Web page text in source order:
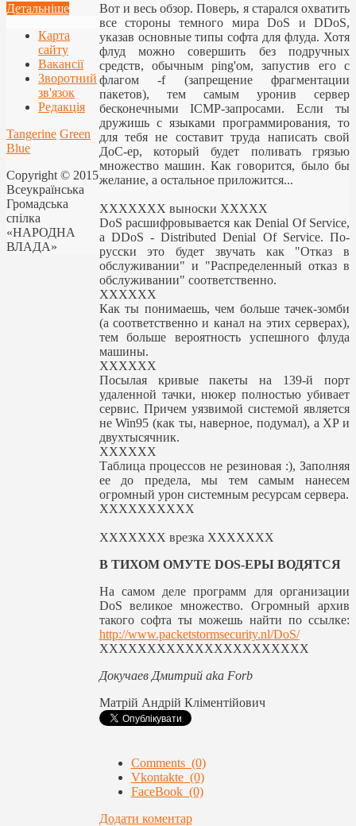
Вот и весь обзор. Поверь, я старался охватить
все стороны темного мира DoS и DDoS,
указав основные типы софта для флуда. Хотя
флуд можно совершить без подручных
средств, обычным ping'ом, запустив его с
флагом -f (запрещение фрагментации
пакетов), тем самым уронив сервер
бесконечными ICMP-запросами. Если ты
дружишь с языками программирования, то
для тебя не составит труда написать свой
ДоС-ер, который будет поливать грязью
множество машин. Как говорится, было бы
желание, а остальное приложится...
XXXXXXX выноски XXXXX
DoS расшифровывается как Denial Of Service,
а DDoS - Distributed Denial Of Service. По-
русски это будет звучать как "Отказ в
обслуживании" и "Распределенный отказ в
обслуживании" соответственно.
XXXXXX
Как ты понимаешь, чем больше тачек-зомби
(а соответственно и канал на этих серверах),
тем больше вероятность успешного флуда
машины.
XXXXXX
Посылая кривые пакеты на 139-й порт
удаленной тачки, нюкер полностью убивает
сервис. Причем уязвимой системой является
не Win95 (как ты, наверное, подумал), а XP и
двухтысячник.
XXXXXX
Таблица процессов не резиновая :), Заполняя
ее до предела, мы тем самым нанесем
огромный урон системным ресурсам сервера.
XXXXXXXXXX
XXXXXXX врезка XXXXXXX
В ТИХОМ ОМУТЕ DOS-ЕРЫ ВОДЯТСЯ
На самом деле программ для организации
DoS великое множество. Огромный архив
такого софта ты можешь найти по ссылке:
http://www.packetstormsecurity.nl/DoS/
XXXXXXXXXXXXXXXXXXXXXX
Докучаев Дмитрий aka Forb
Матрій Андрій Кліментійович
Comments (0)
Vkontakte (0)
FaceBook (0)
Додати коментар
Детальніше
Карта
сайту
Вакансії
Зворотний
зв'язок
Редакція
Tangerine Green
Blue
Copyright © 2015
Всеукраїнська
Громадська
спілка
«НАРОДНА
ВЛАДА»